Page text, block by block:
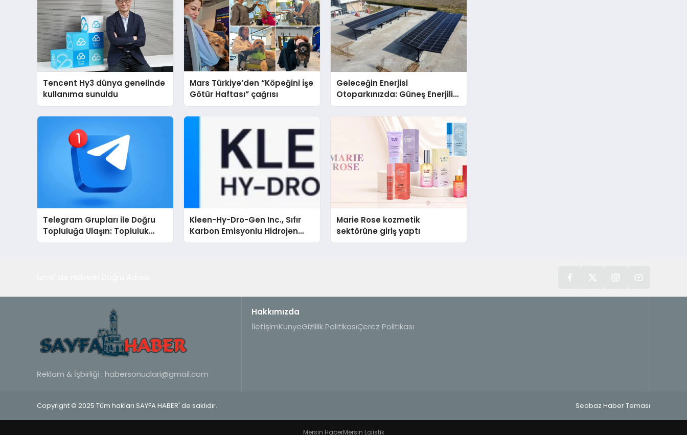
Tencent Hy3 dünya genelinde
kullanıma sunuldu
Mars Türkiye’den “Köpeğini İşe
Götür Haftası” çağrısı
Geleceğin Enerjisi
Otoparkınızda: Güneş Enerjili
Carport (Solar Otopark)
Telegram Grupları ile Doğru
Topluluğa Ulaşın: Topluluk
Büyütmek İsteyenlere
Kleen-Hy-Dro-Gen Inc., Sıfır
Karbon Emisyonlu Hidrojen
Isıtma Teknolojisinde ISO ve
Marie Rose kozmetik
sektörüne giriş yaptı
Reklam & İşbirliği : habersonuclari@gmail.com
Hakkımızda
İletişimKünyeGizlilik PolitikasıÇerez Politikası
Copyright © 2025 Tüm hakları SAYFA HABER' de saklıdır. Seobaz Haber Teması
Mersin HaberMersin Lojistik